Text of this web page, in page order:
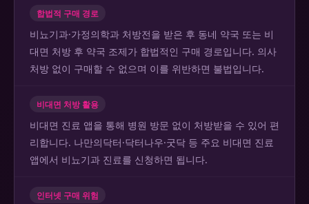
합법적 구매 경로
비뇨기과·가정의학과 처방전을 받은 후 동네 약국 또는 비
대면 처방 후 약국 조제가 합법적인 구매 경로입니다. 의사
처방 없이 구매할 수 없으며 이를 위반하면 불법입니다.
비대면 처방 활용
비대면 진료 앱을 통해 병원 방문 없이 처방받을 수 있어 편
리합니다. 나만의닥터·닥터나우·굿닥 등 주요 비대면 진료
앱에서 비뇨기과 진료를 신청하면 됩니다.
인터넷 구매 위험